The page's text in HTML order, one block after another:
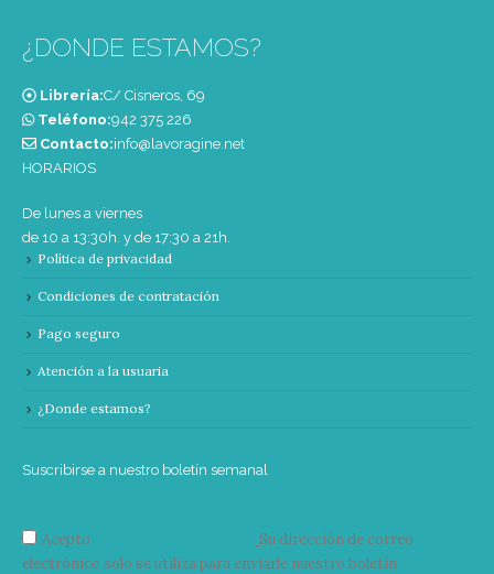
¿DONDE ESTAMOS?
Librería:C/ Cisneros, 69
Teléfono:‭942 375 226‬
Contacto:info@lavoragine.net
HORARIOS
De lunes a viernes
de 10 a 13:30h. y de 17:30 a 21h.
Política de privacidad
Condiciones de contratación
Pago seguro
Atención a la usuaria
¿Donde estamos?
Suscribirse a nuestro boletín semanal
Acepto
Su dirección de correo
electrónico solo se utiliza para enviarle nuestro boletín